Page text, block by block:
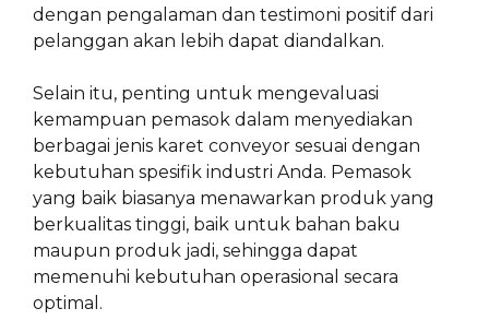
dengan pengalaman dan testimoni positif dari
pelanggan akan lebih dapat diandalkan.
Selain itu, penting untuk mengevaluasi
kemampuan pemasok dalam menyediakan
berbagai jenis karet conveyor sesuai dengan
kebutuhan spesifik industri Anda. Pemasok
yang baik biasanya menawarkan produk yang
berkualitas tinggi, baik untuk bahan baku
maupun produk jadi, sehingga dapat
memenuhi kebutuhan operasional secara
optimal.